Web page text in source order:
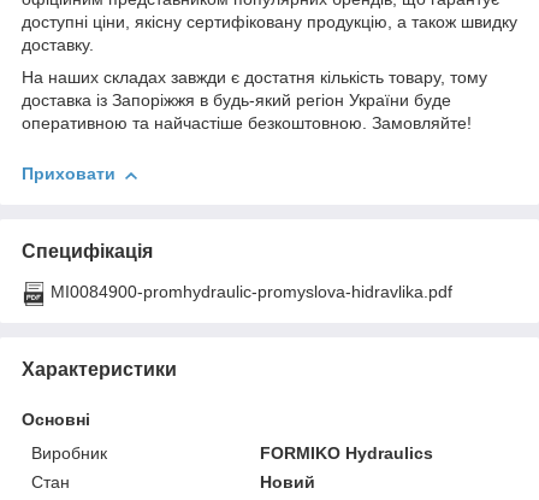
доступні ціни, якісну сертифіковану продукцію, а також швидку
доставку.
На наших складах завжди є достатня кількість товару, тому
доставка із Запоріжжя в будь-який регіон України буде
оперативною та найчастіше безкоштовною. Замовляйте!
Приховати
Специфікація
MI0084900-promhydraulic-promyslova-hidravlika.pdf
Характеристики
Основні
Виробник
FORMIKO Hydraulics
Стан
Новий